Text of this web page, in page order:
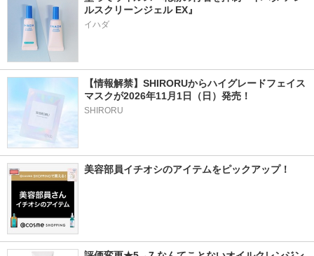
ルスクリーンジェル EX』
イハダ
【情報解禁】SHIRORUからハイグレードフェイス
マスクが2026年11月1日（日）発売！
SHIRORU
美容部員イチオシのアイテムをピックアップ！